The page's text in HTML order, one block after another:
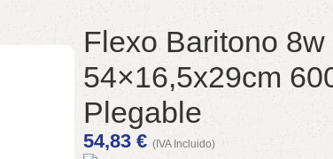
Flexo Baritono
54×16,5x29cm
Plegable
54,83 € (IVA Incluido)